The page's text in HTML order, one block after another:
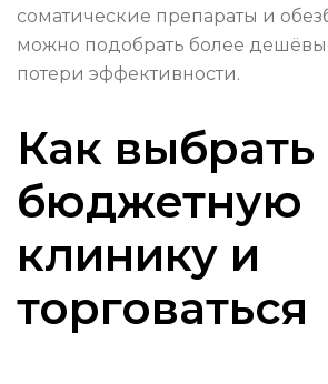
соматические препараты и
можно подобрать более
потери эффективности.
Как выбрать
бюджетную
клинику и
торговаться